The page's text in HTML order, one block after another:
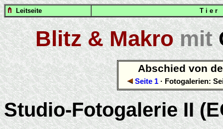
Leitseite T i e r
Blitz & Makromit
Abschied von
Seite 1 · Fotogalerien:
Studio-Fotogalerie II